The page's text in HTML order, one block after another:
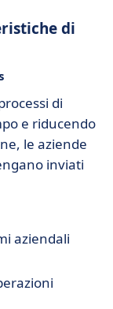
di
di
e riducendo
le aziende
inviati
aziendali